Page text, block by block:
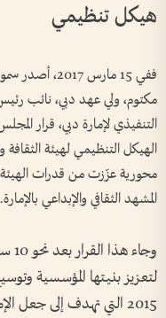
هيكل تنظيمي
ففي 15 مارس
مكتوم، ولي عهد دبي، نائب
الهيكل التنظيمي لهيئة
محورية عزّزت من قدرات الهيئة
المشهد الثقافي والإبداعي بالإمارة.
لتعزيز بنيتها المؤسسية
2015 التي تهدف إلى جعل الإمارة مركزاً عالمياً للثقافة والفنون والإبداع.